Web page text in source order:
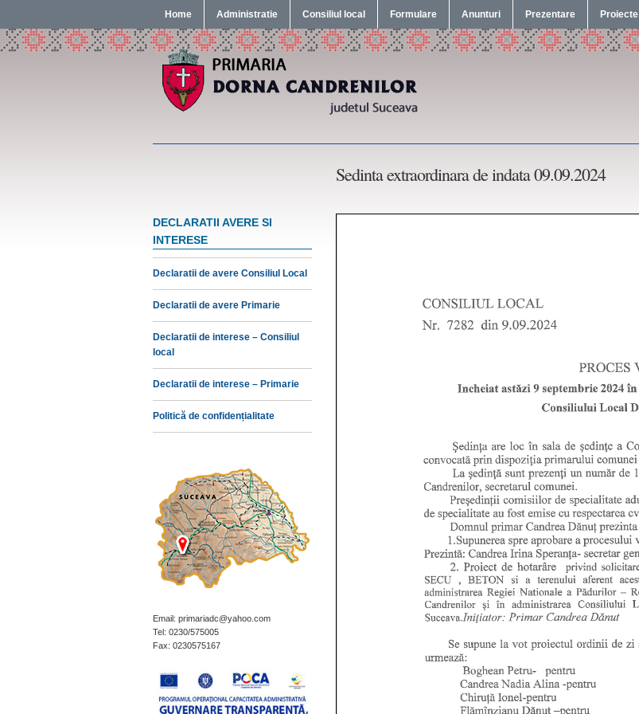
Home Administratie Consiliul local Formulare Anunturi Prezentare Proiecte
Sedinta extraordinara de indata 09.09.2024
DECLARATII AVERE SI
INTERESE
Declaratii de avere Consiliul Local
Declaratii de avere Primarie
Declaratii de interese – Consiliul
local
Declaratii de interese – Primarie
Politică de confidențialitate
Email: primariadc@yahoo.com
Tel: 0230/575005
Fax: 0230575167